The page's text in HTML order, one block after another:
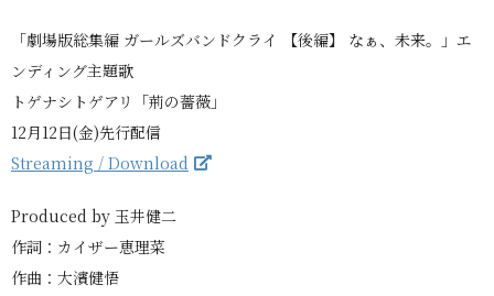
「劇場版総集編 ガールズバンドクライ 【後編】 なぁ、未来。」エ
ンディング主題歌
トゲナシトゲアリ「荊の薔薇」
12月12日(金)先行配信
Streaming / Download
Produced by 玉井健二
作詞：カイザー恵理菜
作曲：大濱健悟